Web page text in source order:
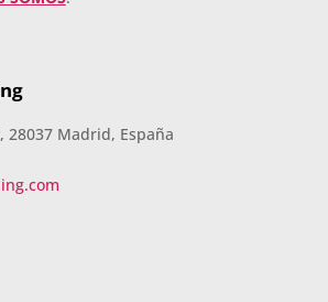
28037 Madrid, España